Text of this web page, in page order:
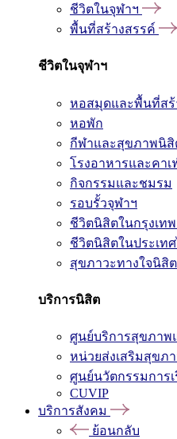
ชีวิตในจุฬาฯ
พื้นที่สร้างสรรค์
ชีวิตในจุฬาฯ
หอสมุดและพื้นที่สร้
หอพัก
กีฬาและสุขภาพนิสิ
โรงอาหารและคาเ
กิจกรรมและชมรม
รอบรั้วจุฬาฯ
ชีวิตนิสิตในกรุงเท
ชีวิตนิสิตในประเท
สุขภาวะทางใจนิสิต
บริการนิสิต
ศูนย์บริการสุขภาพ
หน่วยส่งเสริมสุขภ
ศูนย์นวัตกรรมการเ
CUVIP
บริการสังคม
ย้อนกลับ